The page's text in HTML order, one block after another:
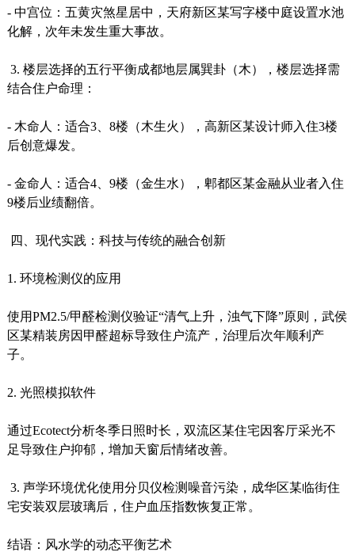
- 中宫位：五黄灾煞星居中，天府新区某写字楼中庭设置水池
化解，次年未发生重大事故。
3. 楼层选择的五行平衡成都地层属巽卦（木），楼层选择需
结合住户命理：
- 木命人：适合3、8楼（木生火），高新区某设计师入住3楼
后创意爆发。
- 金命人：适合4、9楼（金生水），郫都区某金融从业者入住
9楼后业绩翻倍。
四、现代实践：科技与传统的融合创新
1. 环境检测仪的应用
使用PM2.5/甲醛检测仪验证“清气上升，浊气下降”原则，武侯
区某精装房因甲醛超标导致住户流产，治理后次年顺利产
子。
2. 光照模拟软件
通过Ecotect分析冬季日照时长，双流区某住宅因客厅采光不
足导致住户抑郁，增加天窗后情绪改善。
3. 声学环境优化使用分贝仪检测噪音污染，成华区某临街住
宅安装双层玻璃后，住户血压指数恢复正常。
结语：风水学的动态平衡艺术